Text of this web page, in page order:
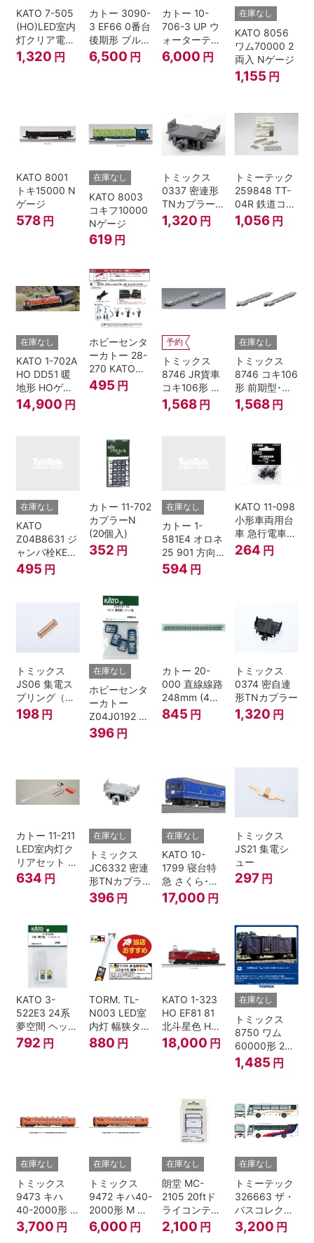
KATO 7-505
(HO)LED室内
灯クリア電球
色
1,320 円
カトー 3090-
3 EF66 0番台
後期形 ブルー
トレイン牽引
機
6,500 円
カトー 10-
706-3 UP ウ
ォーターテン
ダー 2両入
6,000 円
在庫なし
KATO 8056
ワム70000 2
両入 Nゲージ
1,155 円
KATO 8001
トキ15000 N
ゲージ
578 円
在庫なし
KATO 8003
コキフ10000
Nゲージ
619 円
トミックス
0337 密連形
TNカプラー
(6個入・SPタ
イプ)
1,320 円
トミーテック
259848 TT-
04R 鉄道コレ
クション
1,056 円
在庫なし
KATO 1-702A
HO DD51 暖
地形 HOゲー
ジ
14,900 円
ホビーセンタ
ーカトー 28-
270 KATOナ
ックルカプラ
ー 黒 センタ
495 円
予約
トミックス
8746 JR貨車
コキ106形 前
期型･新塗装･
コンテナな
1,568 円
在庫なし
トミックス
8746 コキ106
形 前期型･新
塗装･コンテ
ナなし･2両セ
1,568 円
在庫なし
KATO
Z04B8631 ジ
ャンパ栓KE76
濃青 ランナー
495 円
カトー 11-702
カプラーN
(20個入)
352 円
在庫なし
カトー 1-
581E4 オロネ
25 901 方向
幕 4両分
594 円
KATO 11-098
小形車両用台
車 急行電車1
Bトレインシ
ョーティー 対
264 円
トミックス
JS06 集電ス
プリング（Ｌ
=7.5mm・4個
入） 鉄道模型
198 円
在庫なし
ホビーセンタ
ーカトー
Z04J0192 ク
モハ115 横須
賀色 ジャンパ
396 円
カトー 20-
000 直線線路
248mm (4本
入) Nゲージ
845 円
トミックス
0374 密自連
形TNカプラー
1,320 円
カトー 11-211
LED室内灯ク
リアセット N
ゲージ
634 円
在庫なし
トミックス
JC6332 密連
形TNカプラー
(SPグレー電
連付・211系)
396 円
在庫なし
KATO 10-
1799 寝台特
急 さくら･は
やぶさ/富士
24系 9両セッ
17,000 円
トミックス
JS21 集電シ
ュー
297 円
KATO 3-
522E3 24系
夢空間 ヘッド
マーク 4種各1
792 円
TORM. TL-
N003 LED室
内灯 幅狭タイ
プ・電球色 1
本 鉄道模型
880 円
KATO 1-323
HO EF81 81
北斗星色 HO
ゲージ
18,000 円
在庫なし
トミックス
8750 ワム
60000形 2両
セット Nゲー
ジ
1,485 円
在庫なし
トミックス
9473 キハ
40-2000形 T
Nゲージ
3,700 円
在庫なし
トミックス
9472 キハ40-
2000形 M N
ゲージ
6,000 円
在庫なし
朗堂 MC-
2105 20ftド
ライコンテナ
タイプ
TRANCY
2,100 円
在庫なし
トミーテック
326663 ザ・
バスコレクシ
ョン 西日本鉄
道・九州産交
3,200 円